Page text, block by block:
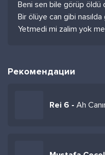
Beni sen bile görüp öldü
Bir ölüye can gibi nasılda
Yetmedi mi zalim yok
Рекомендации
Rei 6 - Ah